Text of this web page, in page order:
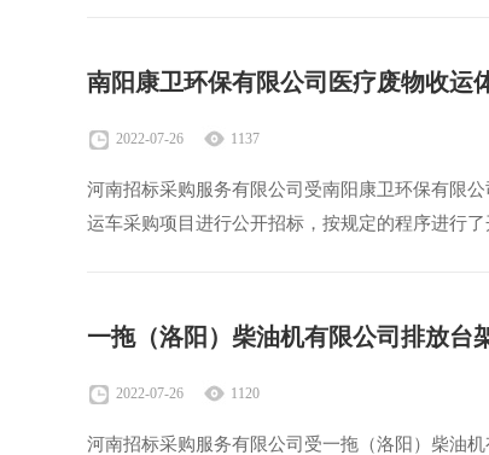
南阳康卫环保有限公司医疗废物收运
2022-07-26 1137
河南招标采购服务有限公司受南阳康卫环保有限
运车采购项目进行公开招标，按规定的程序进行
一拖（洛阳）柴油机有限公司排放台
2022-07-26 1120
河南招标采购服务有限公司受一拖（洛阳）柴油